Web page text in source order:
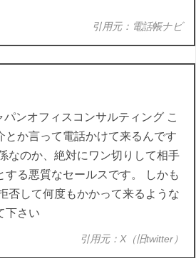
引用元：電話帳ナビ
ンオフィスコンサルティング こ
とか言って電話かけて来るんです
なのか、絶対にワン切りして相手
する悪質なセールスです。 しかも
否して何度もかかって来るような
下さい
引用元：X（旧twitter）